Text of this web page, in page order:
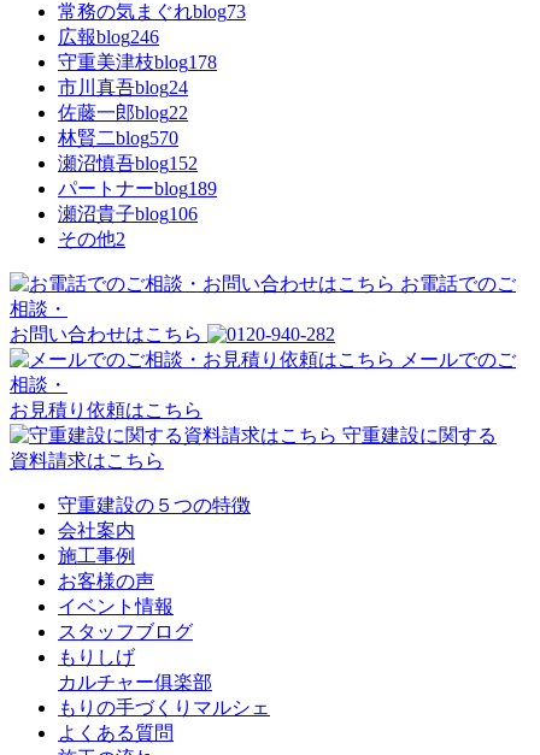
常務の気まぐれblog73
広報blog246
守重美津枝blog178
市川真吾blog24
佐藤一郎blog22
林賢二blog570
瀬沼慎吾blog152
パートナーblog189
瀬沼貴子blog106
その他2
お電話でのご
相談・
お問い合わせはこちら
メールでのご
相談・
お見積り依頼はこちら
守重建設に関する
資料請求はこちら
守重建設の５つの特徴
会社案内
施工事例
お客様の声
イベント情報
スタッフブログ
もりしげ
カルチャー俱楽部
もりの手づくりマルシェ
よくある質問